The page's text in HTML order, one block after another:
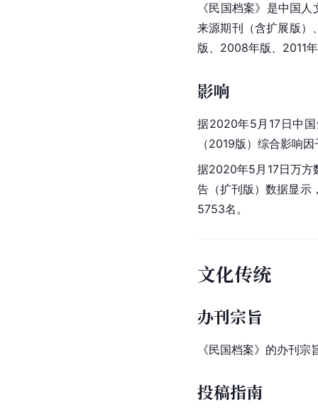
《民国档案》是中国
来源期刊（含扩展版）
版、2008年版、2011
影响
据2020年5月17日中
（2019版）综合影响因
据2020年5月17日万方
告（扩刊版）数据显示
5753名。
文化传统
办刊宗旨
《民国档案》的办刊
投稿指南